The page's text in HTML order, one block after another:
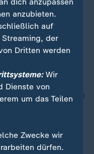
ist zudem eine
Gut seinen
finanziert.
gefährlicher wird
mit diesen
an. Anker zerrissen
festgestellt hat.
das aggressive
Kilometer langen
Blick zu haben.
anzubieten.
auf
Streaming, der
Dritten werden
Wir
Dienste von
um das Teilen
Zwecke wir
dürfen.